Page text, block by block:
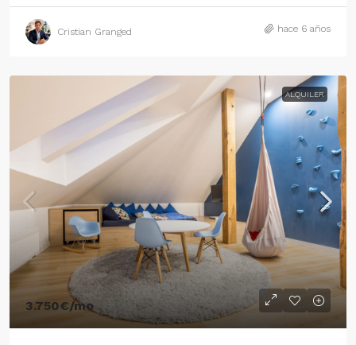
Cristian Granged hace 6 años
ALQUILER
3.750€/mo